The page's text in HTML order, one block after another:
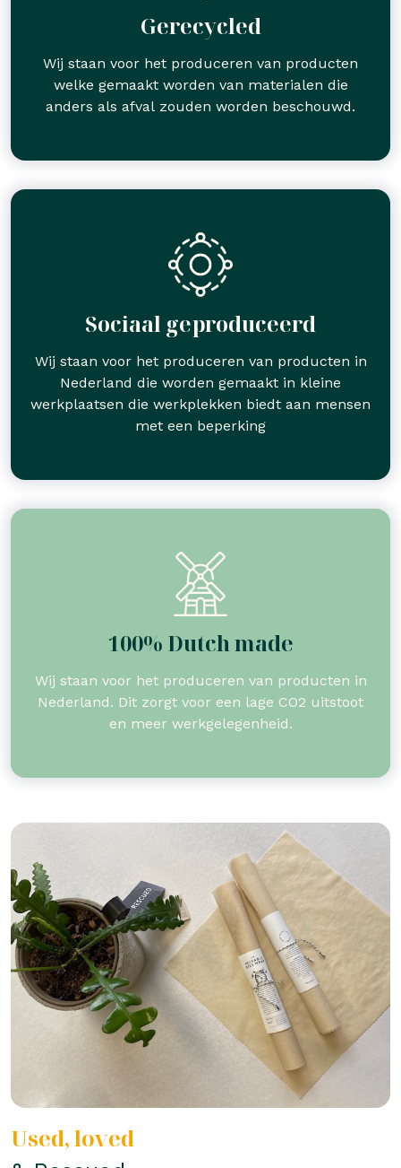
Gerecycled
Wij staan voor het produceren van producten
welke gemaakt worden van materialen die
anders als afval zouden worden beschouwd.
Sociaal geproduceerd
Wij staan voor het produceren van producten in
Nederland die worden gemaakt in kleine
werkplaatsen die werkplekken biedt aan mensen
met een beperking
100% Dutch made
Wij staan voor het produceren van producten in
Nederland. Dit zorgt voor een lage CO2 uitstoot
en meer werkgelegenheid.
Used, loved